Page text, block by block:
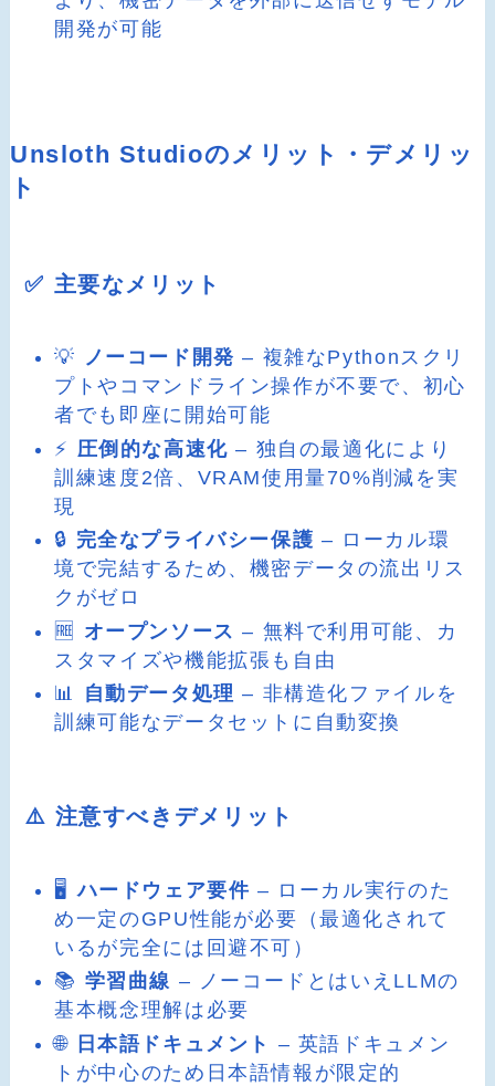
開発が可能
Unsloth Studioのメリット・デメリッ
ト
✅ 主要なメリット
💡 ノーコード開発 – 複雑なPythonスクリ
プトやコマンドライン操作が不要で、初心
者でも即座に開始可能
⚡ 圧倒的な高速化 – 独自の最適化により
訓練速度2倍、VRAM使用量70%削減を実
現
🔒 完全なプライバシー保護 – ローカル環
境で完結するため、機密データの流出リス
クがゼロ
🆓 オープンソース – 無料で利用可能、カ
スタマイズや機能拡張も自由
📊
自動データ処理 – 非構造化ファイルを
訓練可能なデータセットに自動変換
⚠️ 注意すべきデメリット
🖥️ハードウェア要件 – ローカル実行のた
め一定のGPU性能が必要（最適化されて
いるが完全には回避不可）
📚 学習曲線 – ノーコードとはいえLLMの
基本概念理解は必要
🌐 日本語ドキュメント – 英語ドキュメン
トが中心のため日本語情報が限定的